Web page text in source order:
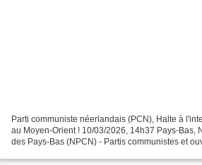
Parti communiste néerlandais (PCN), Halte à
au Moyen-Orient ! 10/03/2026, 14h37 Pays-Bas,
des Pays-Bas (NPCN) - Partis communistes et